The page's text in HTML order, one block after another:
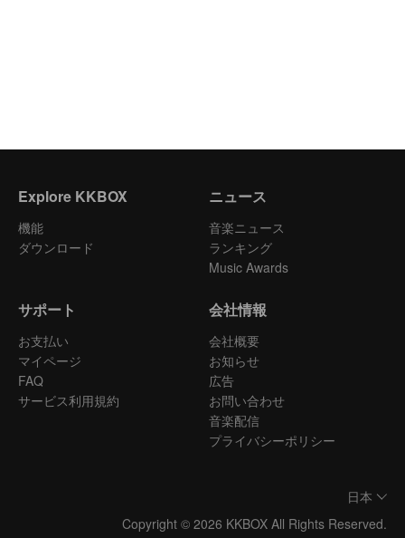
Explore KKBOX
機能
ダウンロード
ニュース
音楽ニュース
ランキング
Music Awards
サポート
お支払い
マイページ
FAQ
サービス利用規約
会社情報
会社概要
お知らせ
広告
お問い合わせ
音楽配信
プライバシーポリシー
日本
Copyright © 2026 KKBOX All Rights Reserved.